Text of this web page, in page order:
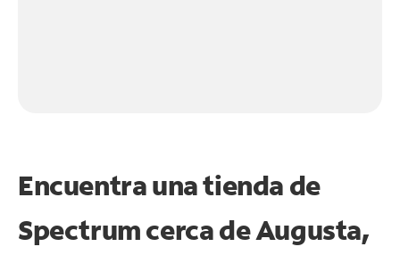
Encuentra una tienda de
Spectrumcerca de Augusta,